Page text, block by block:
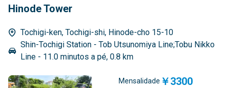
Hinode Tower
Tochigi-ken, Tochigi-shi, Hinode-cho 15-10
Shin-Tochigi Station - Tob Utsunomiya Line;Tobu Nikko
Line - 11.0 minutos a pé, 0.8 km
Mensalidade ￥3300